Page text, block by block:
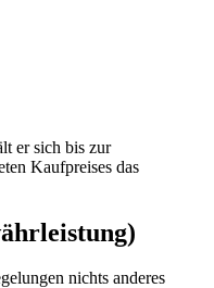
er sich bis zur
Kaufpreises das
nichts anderes